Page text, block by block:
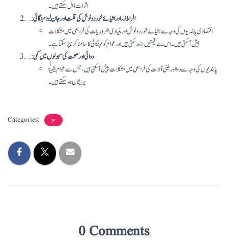
اثرات ڈال سکتے ہیں۔
افراط زر اور اشیائے خورد و نوش کی قلت اور جان لیوا مہنگائی:۔
اقتصادی پابندیوں کی وجہ سے اشیائے خورد و نوش اور بنیادی ضروریات کی فراہمی میں مشکلات
پیش آ سکتی ہیں۔ اس سے قیمتیں بڑھ سکتی ہیں اور عوام کو مہنگائی کا سامنا کرنا پڑ سکتا ہے۔
دوائی اور صحت کی سہولوں میں کمی:۔
پابندیوں کی وجہ سے دوا اور طبی آلات کی فراہمی میں مشکلات پیش آ سکتی ہیں، جس سے عوام یقیناٰٰ
پریشان ہو سکتے ہیں۔
Categories: سزا
0 Comments